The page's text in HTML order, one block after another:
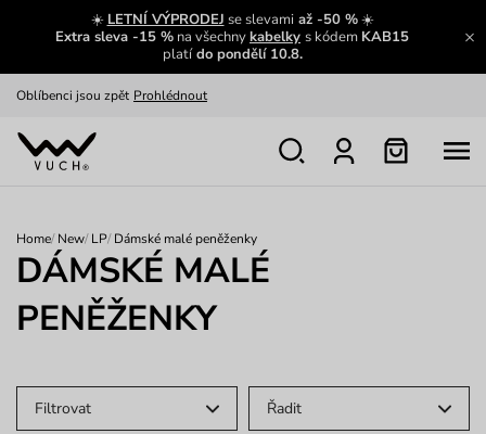
☀️ LETNÍ VÝPRODEJ se slevamiaž -50 %☀️
Extra sleva -15 % na všechnykabelky s kódem KAB15
platído pondělí 10.8.
Zajímavosti ze světa Vuch:
Zobrazit
Oblíbenci jsou zpět Prohlédnout
Nech se inspirovat
Home/New/LP/Dámské malé peněženky
DÁMSKÉ MALÉ
PENĚŽENKY
Filtrovat Řadit